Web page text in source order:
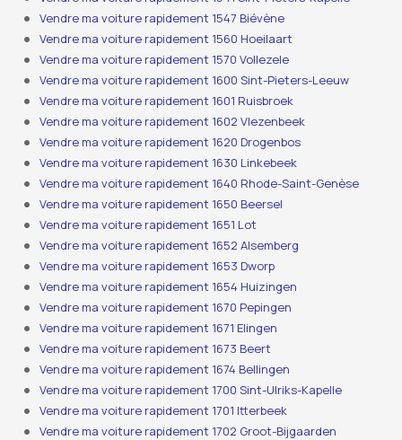
Vendre ma voiture rapidement 1547 Biévène
Vendre ma voiture rapidement 1560 Hoeilaart
Vendre ma voiture rapidement 1570 Vollezele
Vendre ma voiture rapidement 1600 Sint-Pieters-Leeuw
Vendre ma voiture rapidement 1601 Ruisbroek
Vendre ma voiture rapidement 1602 Vlezenbeek
Vendre ma voiture rapidement 1620 Drogenbos
Vendre ma voiture rapidement 1630 Linkebeek
Vendre ma voiture rapidement 1640 Rhode-Saint-Genèse
Vendre ma voiture rapidement 1650 Beersel
Vendre ma voiture rapidement 1651 Lot
Vendre ma voiture rapidement 1652 Alsemberg
Vendre ma voiture rapidement 1653 Dworp
Vendre ma voiture rapidement 1654 Huizingen
Vendre ma voiture rapidement 1670 Pepingen
Vendre ma voiture rapidement 1671 Elingen
Vendre ma voiture rapidement 1673 Beert
Vendre ma voiture rapidement 1674 Bellingen
Vendre ma voiture rapidement 1700 Sint-Ulriks-Kapelle
Vendre ma voiture rapidement 1701 Itterbeek
Vendre ma voiture rapidement 1702 Groot-Bijgaarden